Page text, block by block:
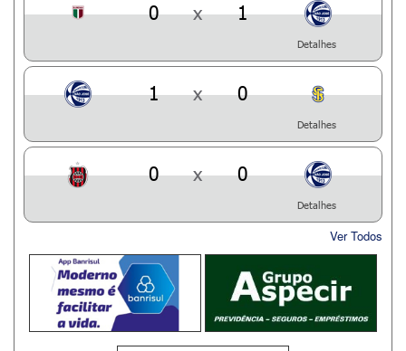
0 x 1
Detalhes
1 x 0
Detalhes
0 x 0
Detalhes
Ver Todos